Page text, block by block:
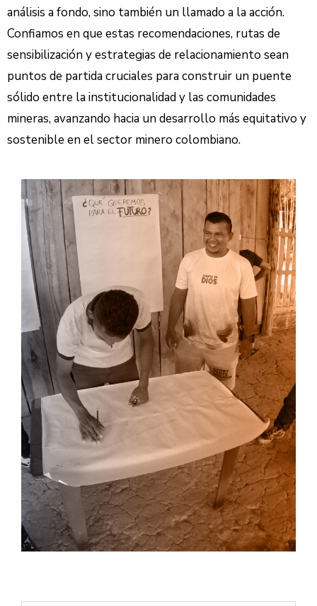
análisis a fondo, sino también un llamado a la acción.
Confiamos en que estas recomendaciones, rutas de
sensibilización y estrategias de relacionamiento sean
puntos de partida cruciales para construir un puente
sólido entre la institucionalidad y las comunidades
mineras, avanzando hacia un desarrollo más equitativo y
sostenible en el sector minero colombiano.